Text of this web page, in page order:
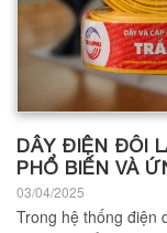
DÂY ĐIỆN ĐÔI
PHỔ BIẾN VÀ
03/04/2025
Trong hệ thống điện